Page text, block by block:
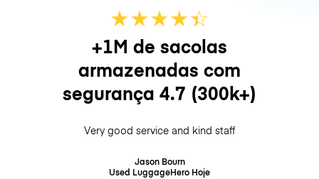
★★★★☆
★
+1M de sacolas
armazenadas com
segurança 4.7 (300k+)
Very good service and kind staff
Jason Bourn
Used LuggageHero Hoje